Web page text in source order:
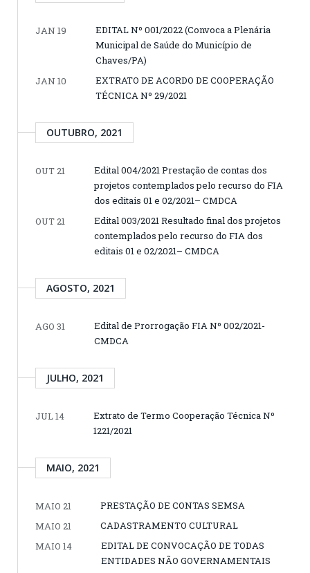
JAN 19
EDITAL Nº 001/2022 (Convoca a Plenária
Municipal de Saúde do Município de
Chaves/PA)
JAN 10
EXTRATO DE ACORDO DE COOPERAÇÃO
TÉCNICA Nº 29/2021
OUTUBRO, 2021
OUT 21
Edital 004/2021 Prestação de contas dos
projetos contemplados pelo recurso do FIA
dos editais 01 e 02/2021– CMDCA
OUT 21
Edital 003/2021 Resultado final dos projetos
contemplados pelo recurso do FIA dos
editais 01 e 02/2021– CMDCA
AGOSTO, 2021
AGO 31
Edital de Prorrogação FIA Nº 002/2021-
CMDCA
JULHO, 2021
JUL 14
Extrato de Termo Cooperação Técnica Nº
1221/2021
MAIO, 2021
MAIO 21
PRESTAÇÃO DE CONTAS SEMSA
MAIO 21
CADASTRAMENTO CULTURAL
MAIO 14
EDITAL DE CONVOCAÇÃO DE TODAS
ENTIDADES NÃO GOVERNAMENTAIS